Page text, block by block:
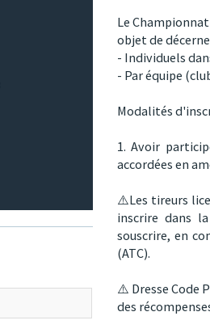
Le
objet de
- Individuels
- Par équipe
Modalités
1. Avoir
accordées en
⚠️Les tireurs
inscrire dans
souscrire, en
(ATC).
⚠️ Dresse Code
des